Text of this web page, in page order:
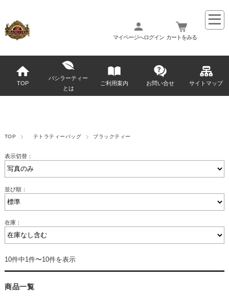
マイページへログイン カートをみる
TOP
バシラーティー
とは
ご利用案内 お問い合せ サイトマップ
TOP テトラティーバッグ ブラックティー
表示切替：
並び順：
在庫：
10件中1件〜10件を表示
商品一覧